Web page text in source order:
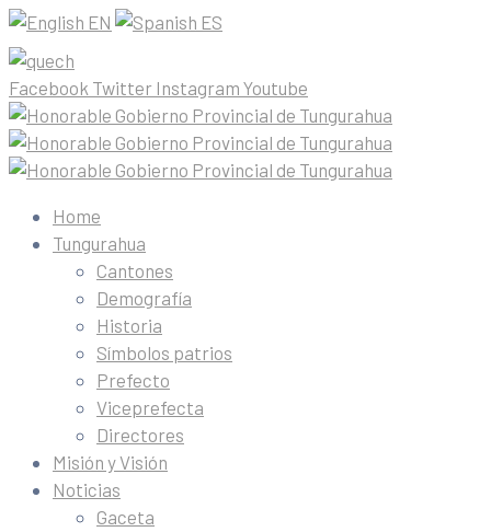
EN ES
Facebook Twitter Instagram Youtube
Home
Tungurahua
Cantones
Demografía
Historia
Símbolos patrios
Prefecto
Viceprefecta
Directores
Misión y Visión
Noticias
Gaceta